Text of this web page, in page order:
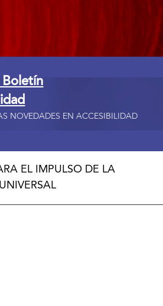
Boletín
NOVEDADES EN ACCESIBILIDAD
EL IMPULSO DE LA